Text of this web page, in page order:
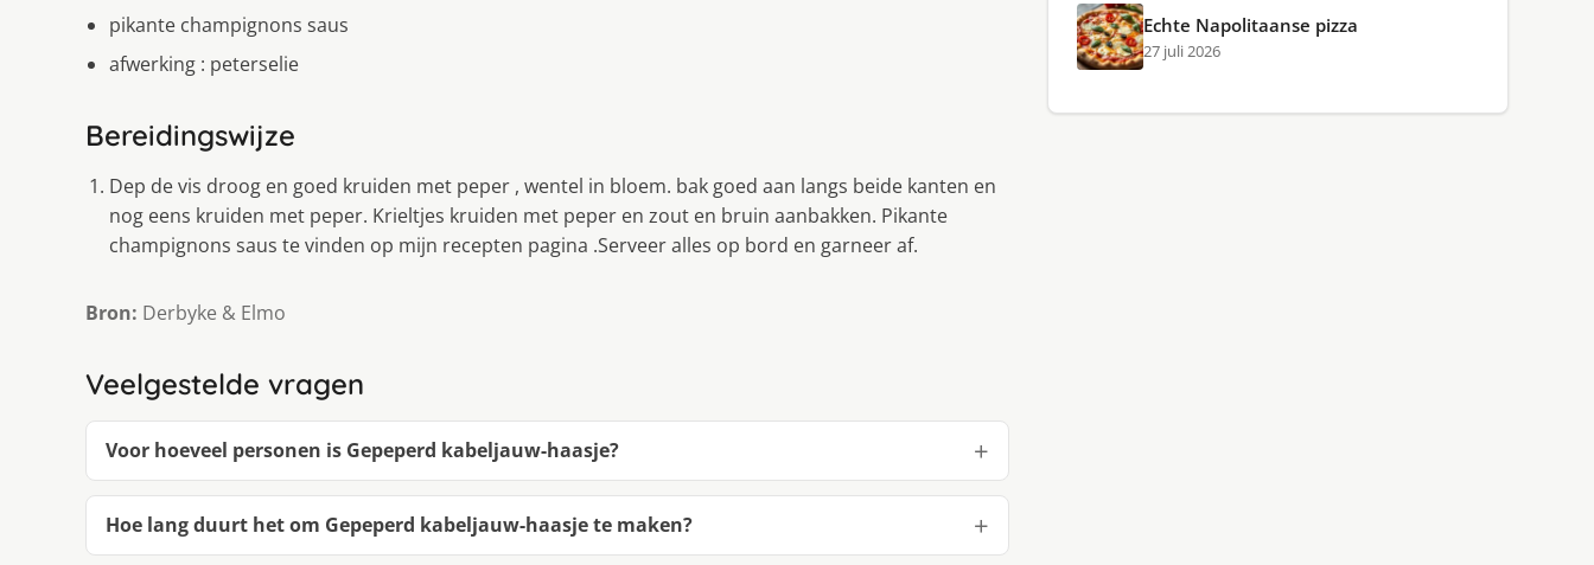
pikante champignons saus
afwerking : peterselie
Bereidingswijze
Dep de vis droog en goed kruiden met peper , wentel in bloem. bak goed aan langs beide kanten en
nog eens kruiden met peper. Krieltjes kruiden met peper en zout en bruin aanbakken. Pikante
champignons saus te vinden op mijn recepten pagina .Serveer alles op bord en garneer af.
Bron: Derbyke & Elmo
Veelgestelde vragen
Voor hoeveel personen is Gepeperd kabeljauw-haasje?
Hoe lang duurt het om Gepeperd kabeljauw-haasje te maken?
Echte Napolitaanse pizza
27 juli 2026